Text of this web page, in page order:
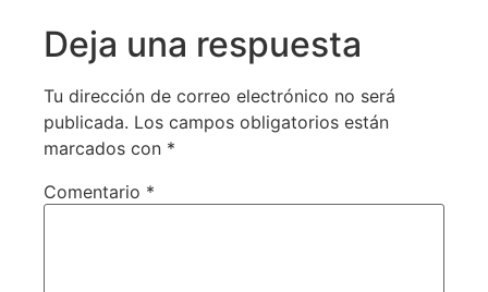
Deja una respuesta
Tu dirección de correo electrónico no será
publicada. Los campos obligatorios están
marcados con *
Comentario *